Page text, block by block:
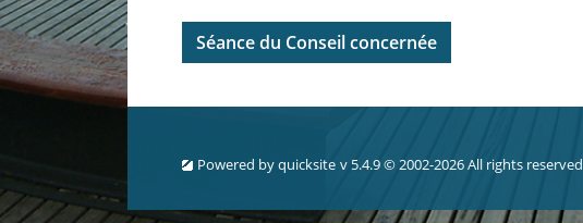
Séance du Conseil concernée
Powered byquicksite v 5.4.9 © 2002-2026 All rights reserved